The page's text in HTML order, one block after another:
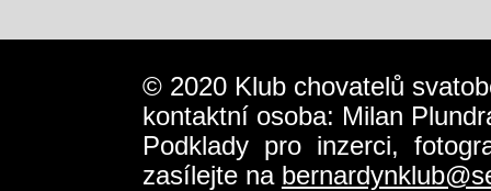
© 2020 Klub chovatelů
kontaktní osoba: Milan
Podklady pro inzerci,
zasílejte na